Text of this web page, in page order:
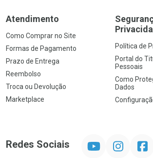
Atendimento
Como Comprar no Site
Formas de Pagamento
Prazo de Entrega
Reembolso
Troca ou Devolução
Marketplace
Política de
Portal do
Pessoais
Como
Dados
Redes Sociais Instagram